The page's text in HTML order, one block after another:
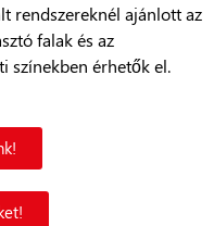
rendszereknél ajánlott az
falak és az
színekben érhetők el.